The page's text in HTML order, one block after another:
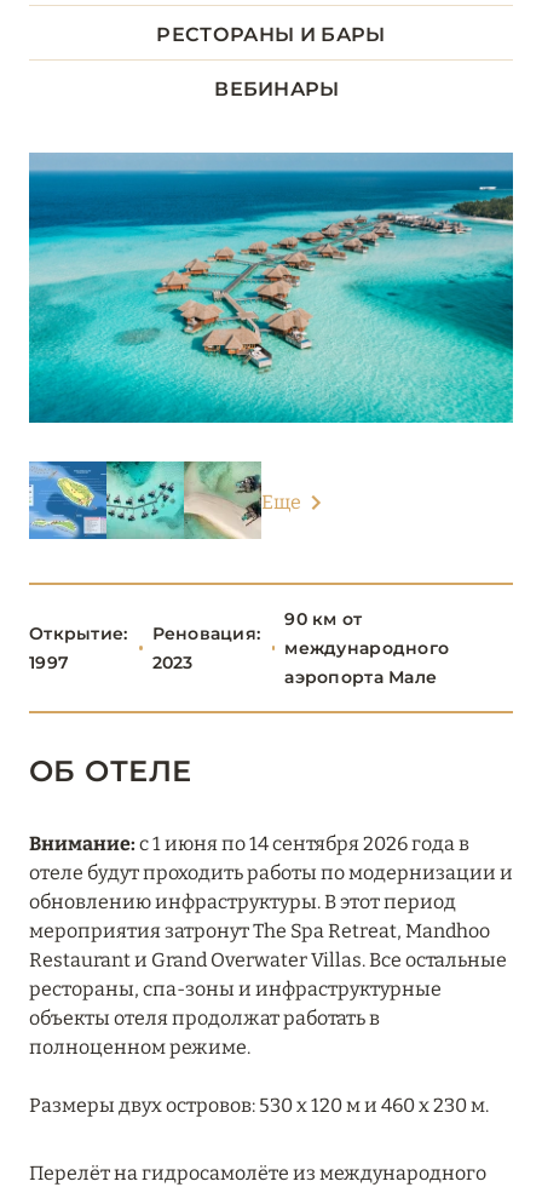
ЛААМУ
НУНУ 5
РАА 13
РАСДУ 1
СЕВЕРНЫЙ АРИ 6
СЕВЕРНЫЙ МАЛЕ
ТАА
ХАА-АЛИФ 6
ШАВИЙАНИ
Constance Moofushi Maldives
Diamonds Athuruga Maldives
Diamonds Thudufushi
LUX* South Ari Atoll
NH Maldives Kuda Rah Resort
Outrigger Maldives Maafushivaru Resort
РЕСТОРАНЫ И БАРЫ
ВЕБИНАРЫ
Еще
Открытие:
1997
Реновация:
2023
90 км от
международного
аэропорта Мале
ОБ ОТЕЛЕ
Внимание: с 1 июня по 14 сентября 2026 года в
отеле будут проходить работы по модернизации и
обновлению инфраструктуры. В этот период
мероприятия затронут The Spa Retreat, Mandhoo
Restaurant и Grand Overwater Villas. Все остальные
рестораны, спа-зоны и инфраструктурные
объекты отеля продолжат работать в
полноценном режиме.
Размеры двух островов: 530 х 120 м и 460 х 230 м.
Перелёт на гидросамолёте из международного